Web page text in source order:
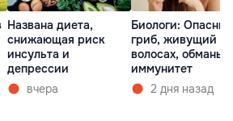
Названа диета,
снижающая риск
инсульта и
депрессии
вчера
Биологи: Опасный
гриб, живущий в
волосах,
иммунитет
2 дня назад